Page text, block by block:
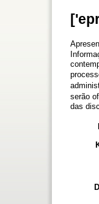
serão
das